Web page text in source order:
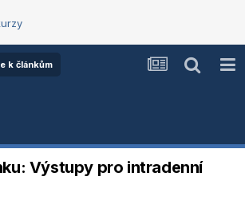
k článkům
Výstupy pro intradenní